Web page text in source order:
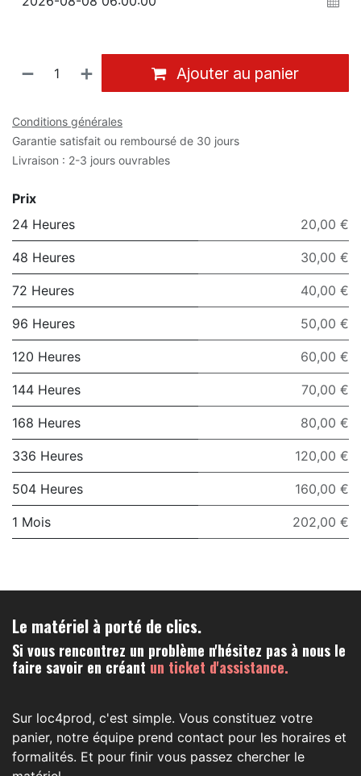
Ajouter au panier
Conditions générales
Garantie satisfait ou remboursé de 30 jours
Livraison : 2-3 jours ouvrables
Prix
24 Heures
20,00 €
48 Heures 30,00 €
72 Heures 40,00 €
96 Heures 50,00 €
120 Heures 60,00 €
144 Heures 70,00 €
168 Heures 80,00 €
336 Heures 120,00 €
504 Heures 160,00 €
1 Mois 202,00 €
Le matériel à porté de clics.
Si vous rencontrez un problème n'hésitez pas à nous le
faire savoir en créant un ticket d'assistance.
Sur loc4prod, c'est simple. Vous constituez votre
panier, notre équipe prend contact pour les horaires et
formalités. Et pour finir vous passez chercher le